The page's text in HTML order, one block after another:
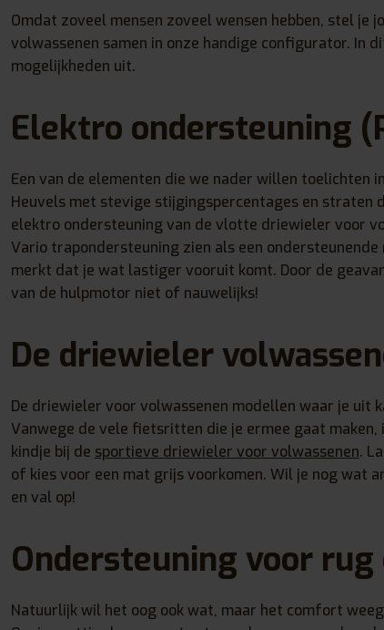
Omdat zoveel mensen zoveel wensen hebben, stel
volwassenen samen in onze handige configurator. In
mogelijkheden uit.
Elektro ondersteuning
Een van de elementen die we nader willen toelichten
Heuvels met stevige stijgingspercentages en straten
elektro ondersteuning van de vlotte driewieler voor
Vario trapondersteuning zien als een
merkt dat je wat lastiger vooruit komt. Door de
van de hulpmotor niet of nauwelijks!
De driewieler
De driewieler voor volwassenen modellen waar je uit
Vanwege de vele fietsritten die je ermee gaat maken,
kindje bij de sportieve driewieler voor volwassenen.
of kies voor een mat grijs voorkomen. Wil je nog wat
en val op!
Ondersteuning voor
Natuurlijk wil het oog ook wat, maar het comfort